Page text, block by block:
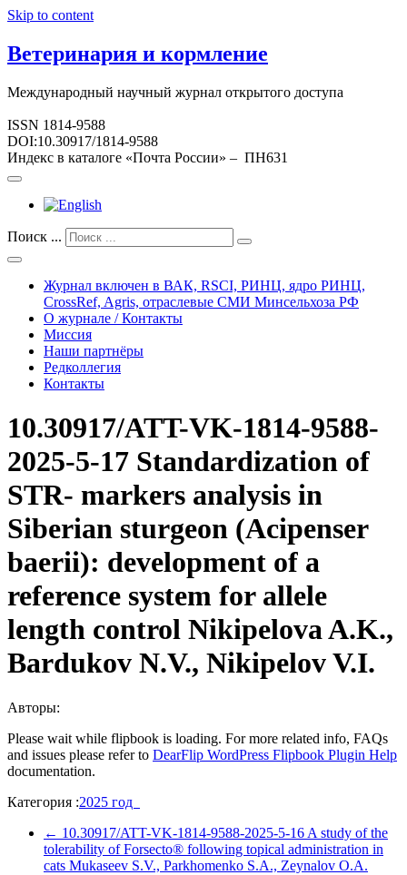
Skip to content
Ветеринария и кормление
Международный научный журнал открытого доступа
ISSN 1814-9588
DOI:10.30917/1814-9588
Индекс в каталоге «Почта России» – ПН631
Поиск ...
Журнал включен в ВАК, RSCI, РИНЦ, ядро РИНЦ,
CrossRef, Agris, отраслевые СМИ Минсельхоза РФ
О журнале / Контакты
Миссия
Наши партнёры
Редколлегия
Контакты
10.30917/ATT-VK-1814-9588-
2025-5-17 Standardization of
STR- markers analysis in
Siberian sturgeon (Acipenser
baerii): development of a
reference system for allele
length control Nikipelova A.K.,
Bardukov N.V., Nikipelov V.I.
Авторы:
Please wait while flipbook is loading. For more related info, FAQs
and issues please refer to DearFlip WordPress Flipbook Plugin Help
documentation.
Категория :2025 год
← 10.30917/ATT-VK-1814-9588-2025-5-16 A study of the
tolerability of Forsecto® following topical administration in
cats Mukaseev S.V., Parkhomenko S.A., Zeynalov O.A.